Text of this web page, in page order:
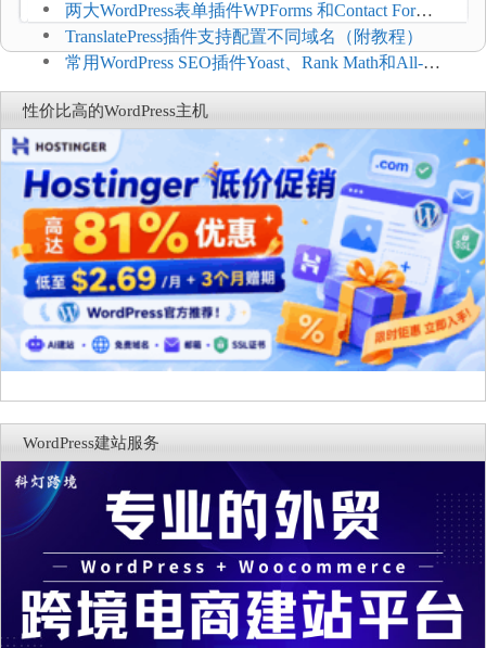
FluentSMT对比评测
两大WordPress表单插件WPForms 和Contact Form 7
哪个好
TranslatePress插件支持配置不同域名（附教程）
常用WordPress SEO插件Yoast、Rank Math和All-in-
One SEO对比分析
性价比高的WordPress主机
WordPress建站服务